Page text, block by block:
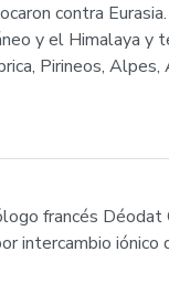
contra
y el Himalaya y
Pirineos,
francés
intercambio iónico